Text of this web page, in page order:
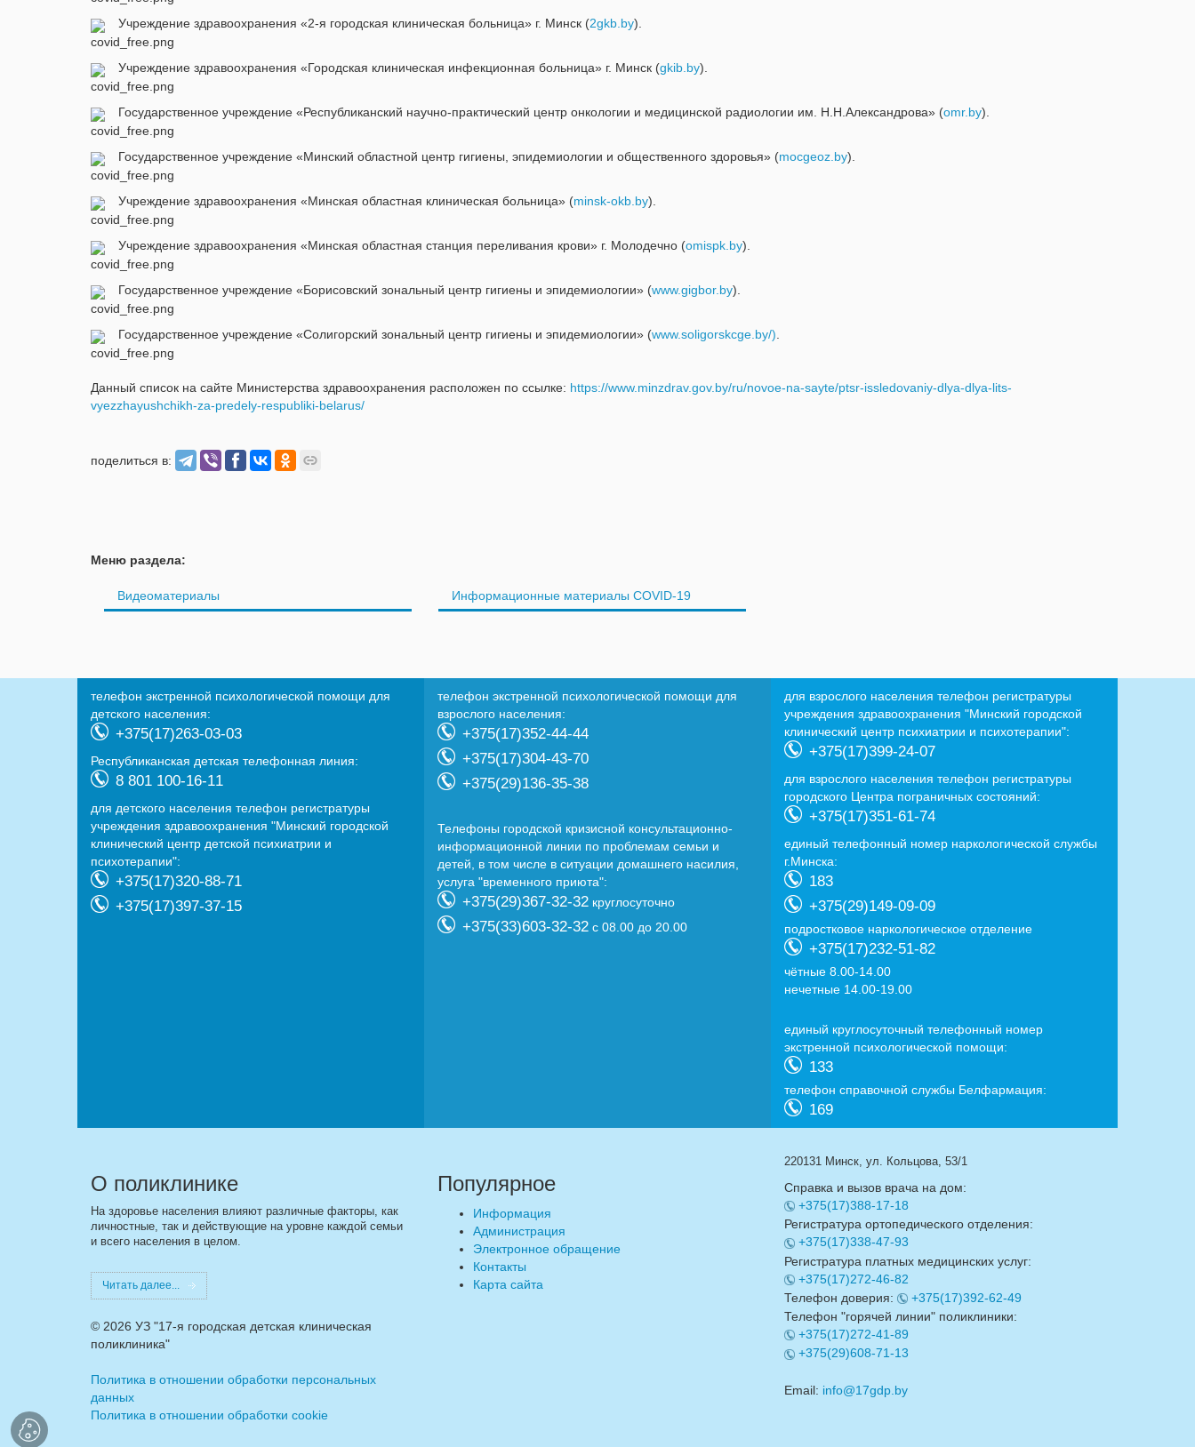
Учреждение здравоохранения «2-я городская клиническая больница» г. Минск (2gkb.by).
Учреждение здравоохранения «Городская клиническая инфекционная больница» г. Минск (gkib.by).
Государственное учреждение «Республиканский научно-практический центр онкологии и медицинской радиологии им. Н.Н.Александрова» (omr.by).
Государственное учреждение «Минский областной центр гигиены, эпидемиологии и общественного здоровья» (mocgeoz.by).
Учреждение здравоохранения «Минская областная клиническая больница» (minsk-okb.by).
Учреждение здравоохранения «Минская областная станция переливания крови» г. Молодечно (omispk.by).
Государственное учреждение «Борисовский зональный центр гигиены и эпидемиологии» (www.gigbor.by).
Государственное учреждение «Солигорский зональный центр гигиены и эпидемиологии» (www.soligorskcge.by/)
Данный список на сайте Министерства здравоохранения расположен по ссылке: https://www.minzdrav.gov.by/ru/novoe-na-sayte/ptsr-issledovaniy-dlya-dlya-lits-
vyezzhayushchikh-za-predely-respubliki-belarus/
поделиться в:
Меню раздела:
Видеоматериалы Информационные материалы COVID-19
телефон экстренной психологической помощи для
детского населения:
+375(17)263-03-03
Республиканская детская телефонная линия:
8 801 100-16-11
для детского населения телефон регистратуры
учреждения здравоохранения "Минский городской
клинический центр детской психиатрии и
психотерапии":
+375(17)320-88-71
+375(17)397-37-15
телефон экстренной психологической помощи для
взрослого населения:
+375(17)352-44-44
+375(17)304-43-70
+375(29)136-35-38
Телефоны городской кризисной консультационно-
информационной линии по проблемам семьи и
детей, в том числе в ситуации домашнего насилия,
услуга "временного приюта":
+375(29)367-32-32 круглосуточно
+375(33)603-32-32 с 08.00 до 20.00
для взрослого населения телефон регистратуры
учреждения здравоохранения "Минский городской
клинический центр психиатрии и психотерапии":
+375(17)399-24-07
для взрослого населения телефон регистратуры
городского Центра пограничных состояний:
+375(17)351-61-74
eдиный телефонный номер наркологической службы
г.Минска:
183
+375(29)149-09-09
подростковое наркологическое отделение
+375(17)232-51-82
чётные 8.00-14.00
нечетные 14.00-19.00
eдиный круглосуточный телефонный номер
экстренной психологической помощи:
133
телефон справочной службы Белфармация:
169
О поликлинике
На здоровье населения влияют различные факторы, как
личностные, так и действующие на уровне каждой семьи
и всего населения в целом.
Читать далее...
© 2026 УЗ "17-я городская детская клиническая
поликлиника"
Политика в отношении обработки персональных
данных
Политика в отношении обработки cookie
Популярное
Информация
Администрация
Электронное обращение
Контакты
Карта сайта
220131 Минск, ул. Кольцова, 53/1
Справка и вызов врача на дом:
+375(17)388-17-18
Регистратура ортопедического отделения:
+375(17)338-47-93
Регистратура платных медицинских услуг:
+375(17)272-46-82
Телефон доверия:
+375(17)392-62-49
Телефон "горячей линии" поликлиники:
+375(17)272-41-89
+375(29)608-71-13
Email: info@17gdp.by